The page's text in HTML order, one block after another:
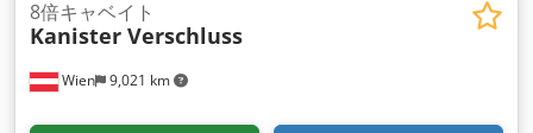
Wien 9,021 km
8倍キャベイト
Kanister Verschluss